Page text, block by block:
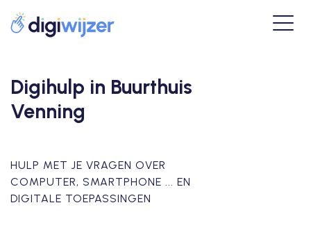
Digihulp in Buurthuis
Venning
HULP MET JE VRAGEN OVER
COMPUTER, SMARTPHONE ... EN
DIGITALE TOEPASSINGEN